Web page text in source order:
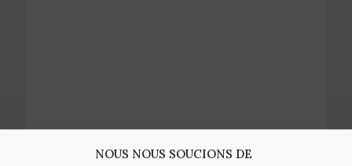
NOUS NOUS SOUCIONS DE